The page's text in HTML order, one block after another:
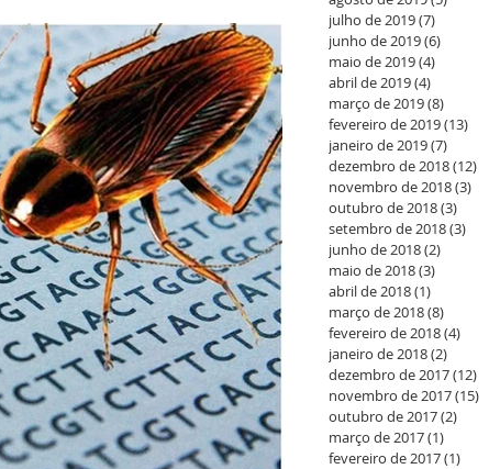
julho de 2019(7)
junho de 2019(6)
maio de 2019(4)
abril de 2019(4)
março de 2019(8)
fevereiro de 2019(13)
janeiro de 2019(7)
dezembro de 2018(12)
novembro de 2018(3)
outubro de 2018(3)
setembro de 2018(3)
junho de 2018(2)
maio de 2018(3)
abril de 2018(1)
março de 2018(8)
fevereiro de 2018(4)
janeiro de 2018(2)
dezembro de 2017(12)
novembro de 2017(15)
outubro de 2017(2)
março de 2017(1)
fevereiro de 2017(1)